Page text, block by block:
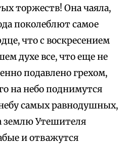
торжеств! Она чаяла,
поколеблют самое
что с воскресением
духе все, что еще не
подавлено грехом,
на небо поднимутся
самых равнодушных,
землю Утешителя
и отважутся